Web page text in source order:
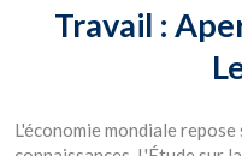
Travail :
L'économie mondiale